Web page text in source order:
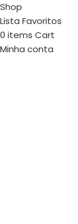
Shop
Lista Favoritos
0 items Cart
Minha conta